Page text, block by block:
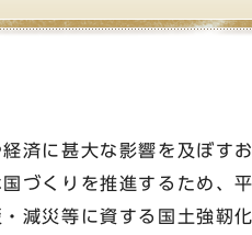
済に甚大な影響を及ぼす
づくりを推進するため、
減災等に資する国土強靭